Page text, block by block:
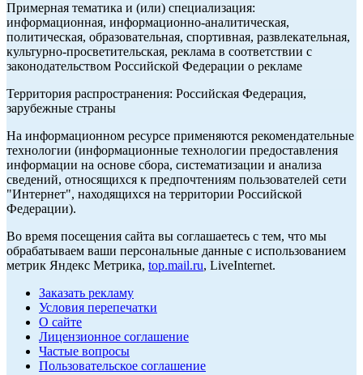
Примерная тематика и (или) специализация:
информационная, информационно-аналитическая,
политическая, образовательная, спортивная, развлекательная,
культурно-просветительская, реклама в соответствии с
законодательством Российской Федерации о рекламе
Территория распространения: Российская Федерация,
зарубежные страны
На информационном ресурсе применяются рекомендательные
технологии (информационные технологии предоставления
информации на основе сбора, систематизации и анализа
сведений, относящихся к предпочтениям пользователей сети
"Интернет", находящихся на территории Российской
Федерации).
Во время посещения сайта вы соглашаетесь с тем, что мы
обрабатываем ваши персональные данные с использованием
метрик Яндекс Метрика, top.mail.ru, LiveInternet.
Заказать рекламу
Условия перепечатки
О сайте
Лицензионное соглашение
Частые вопросы
Пользовательское соглашение